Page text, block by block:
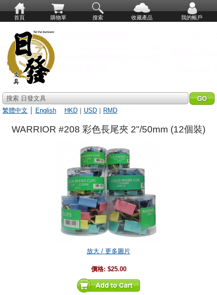
首頁 購物單 搜索 收藏產品 我的帳戶
搜索 日發文具
繁體中文
English HKD ｜ USD ｜ RMD
WARRIOR #208 彩色長尾夾 2"/50mm (12個裝)
放大 / 更多圖片
價格: $25.00